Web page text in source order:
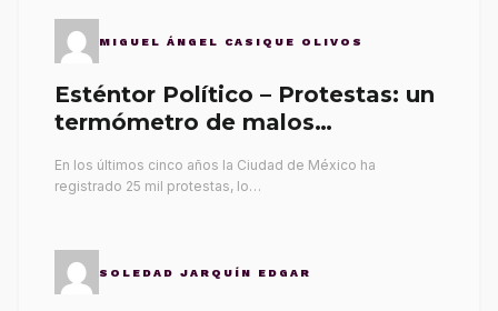
MIGUEL ÁNGEL CASIQUE OLIVOS
Esténtor Político – Protestas: un
termómetro de malos
En los últimos cinco años la Ciudad de México ha
registrado 25 mil protestas, lo…
SOLEDAD JARQUÍN EDGAR